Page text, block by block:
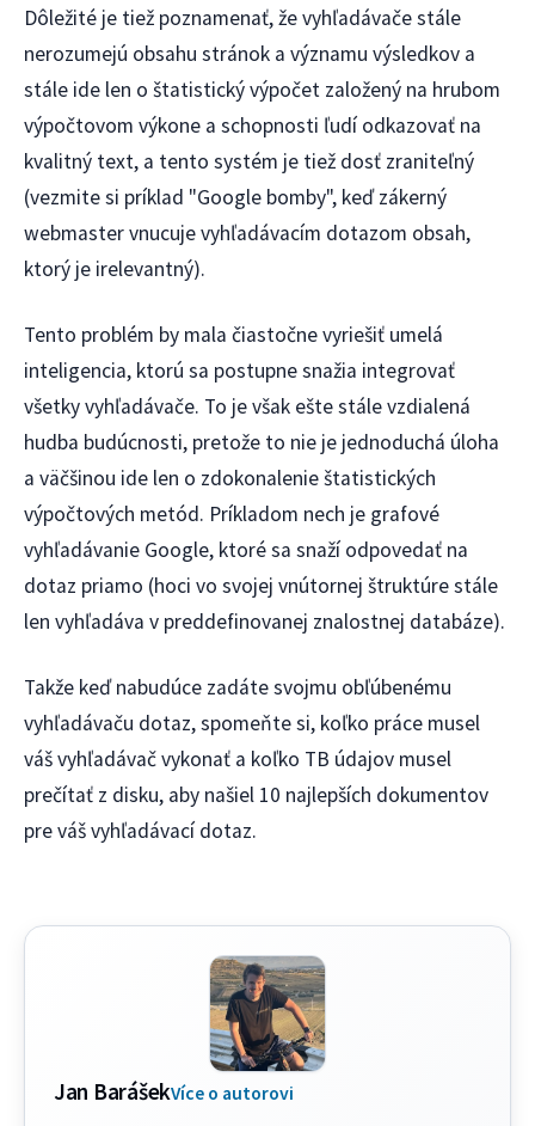
Dôležité je tiež poznamenať, že vyhľadávače stále
nerozumejú obsahu stránok a významu výsledkov a
stále ide len o štatistický výpočet založený na hrubom
výpočtovom výkone a schopnosti ľudí odkazovať na
kvalitný text, a tento systém je tiež dosť zraniteľný
(vezmite si príklad "Google bomby", keď zákerný
webmaster vnucuje vyhľadávacím dotazom obsah,
ktorý je irelevantný).
Tento problém by mala čiastočne vyriešiť umelá
inteligencia, ktorú sa postupne snažia integrovať
všetky vyhľadávače. To je však ešte stále vzdialená
hudba budúcnosti, pretože to nie je jednoduchá úloha
a väčšinou ide len o zdokonalenie štatistických
výpočtových metód. Príkladom nech je grafové
vyhľadávanie Google, ktoré sa snaží odpovedať na
dotaz priamo (hoci vo svojej vnútornej štruktúre stále
len vyhľadáva v preddefinovanej znalostnej databáze).
Takže keď nabudúce zadáte svojmu obľúbenému
vyhľadávaču dotaz, spomeňte si, koľko práce musel
váš vyhľadávač vykonať a koľko TB údajov musel
prečítať z disku, aby našiel 10 najlepších dokumentov
pre váš vyhľadávací dotaz.
Jan BarášekVíce o autorovi